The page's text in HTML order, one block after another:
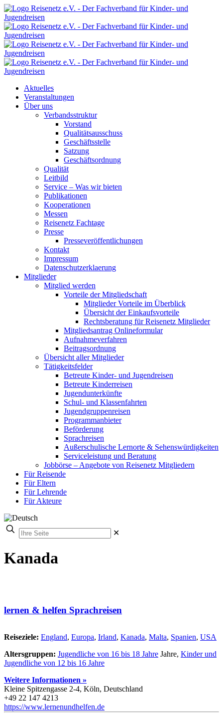
Aktuelles
Veranstaltungen
Über uns
Verbandsstruktur
Vorstand
Qualitätsausschuss
Geschäftsstelle
Satzung
Geschäftsordnung
Qualität
Leitbild
Service – Was wir bieten
Publikationen
Kooperationen
Messen
Reisenetz Fachtage
Presse
Presseveröffentlichungen
Kontakt
Impressum
Datenschutzerklaerung
Mitglieder
Mitglied werden
Vorteile der Mitgliedschaft
Mitglieder Vorteile im Überblick
Übersicht der Einkaufsvorteile
Rechtsberatung für Reisenetz Mitglieder
Mitgliedsantrag Onlineformular
Aufnahmeverfahren
Beitragsordnung
Übersicht aller Mitglieder
Tätigkeitsfelder
Betreute Kinder- und Jugendreisen
Betreute Kinderreisen
Jugendunterkünfte
Schul- und Klassenfahrten
Jugendgruppenreisen
Programmanbieter
Beförderung
Sprachreisen
Außerschulische Lernorte & Sehenswürdigkeiten
Serviceleistung und Beratung
Jobbörse – Angebote von Reisenetz Mitgliedern
Für Reisende
Für Eltern
Für Lehrende
Für Akteure
✕
Kanada
lernen & helfen Sprachreisen
Reiseziele: England, Europa, Irland, Kanada, Malta, Spanien, USA
Altersgruppen: Jugendliche von 16 bis 18 Jahre Jahre, Kinder und
Jugendliche von 12 bis 16 Jahre
Weitere Informationen »
Kleine Spitzengasse 2-4, Köln, Deutschland
+49 22 147 4213
https://www.lernenundhelfen.de